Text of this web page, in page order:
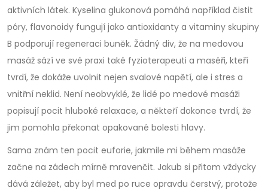
aktivních látek. Kyselina glukonová pomáhá například čistit
póry, flavonoidy fungují jako antioxidanty a vitaminy skupiny
B podporují regeneraci buněk. Žádný div, že na medovou
masáž sází ve své praxi také fyzioterapeuti a maséři, kteří
tvrdí, že dokáže uvolnit nejen svalové napětí, ale i stres a
vnitřní neklid. Není neobvyklé, že lidé po medové masáži
popisují pocit hluboké relaxace, a někteří dokonce tvrdí, že
jim pomohla překonat opakované bolesti hlavy.
Sama znám ten pocit euforie, jakmile mi během masáže
začne na zádech mírně mravenčit. Jakub si přitom vždycky
dává záležet, aby byl med po ruce opravdu čerstvý, protože